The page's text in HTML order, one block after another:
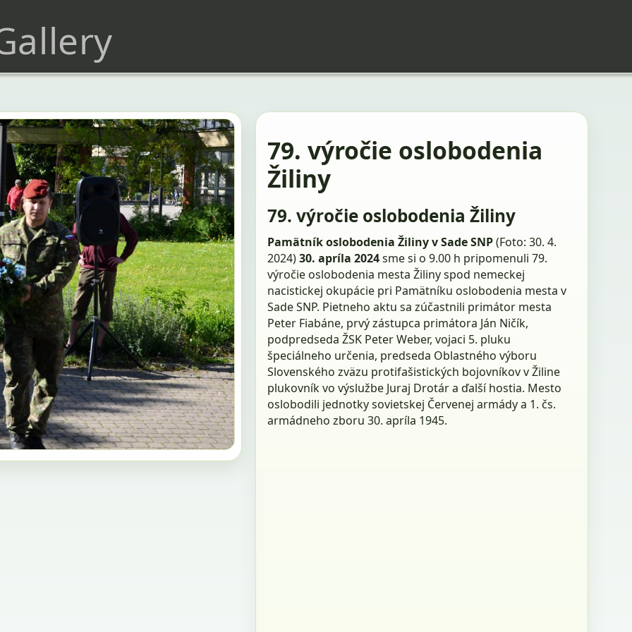
79. výročie oslobodenia
Žiliny
79. výročie oslobodenia Žiliny
Pamätník oslobodenia Žiliny v Sade SNP(Foto: 30. 4.
2024)30. apríla 2024sme si o 9.00 h pripomenuli 79.
výročie oslobodenia mesta Žiliny spod nemeckej
nacistickej okupácie pri Pamätníku oslobodenia mesta v
Sade SNP. Pietneho aktu sa zúčastnili primátor mesta
Peter Fiabáne, prvý zástupca primátora Ján Ničík,
podpredseda ŽSK Peter Weber, vojaci 5. pluku
špeciálneho určenia, predseda Oblastného výboru
Slovenského zväzu protifašistických bojovníkov v Žiline
plukovník vo výslužbe Juraj Drotár a ďalší hostia. Mesto
oslobodili jednotky sovietskej Červenej armády a 1. čs.
armádneho zboru 30. apríla 1945.